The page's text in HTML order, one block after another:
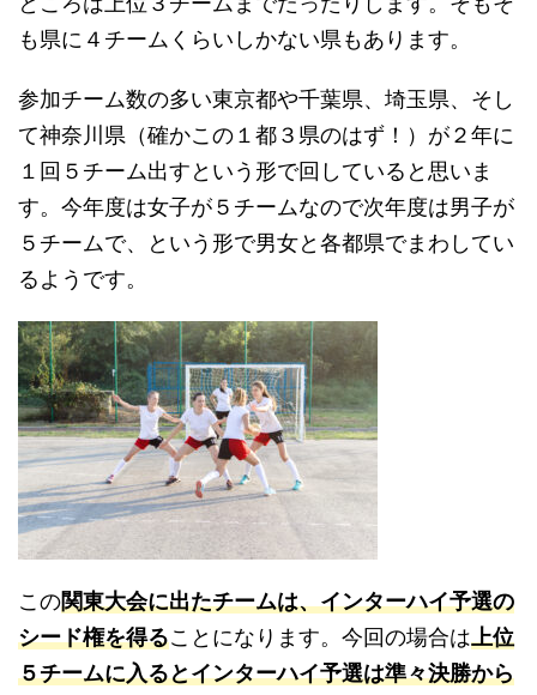
も県に４チームくらいしかない県もあります。
参加チーム数の多い東京都や千葉県、埼玉県、そし
て神奈川県（確かこの１都３県のはず！）が２年に
１回５チーム出すという形で回していると思いま
す。今年度は女子が５チームなので次年度は男子が
５チームで、という形で男女と各都県でまわしてい
るようです。
この関東大会に出たチームは、インターハイ予選の
シード権を得ることになります。今回の場合は上位
５チームに入るとインターハイ予選は準々決勝から